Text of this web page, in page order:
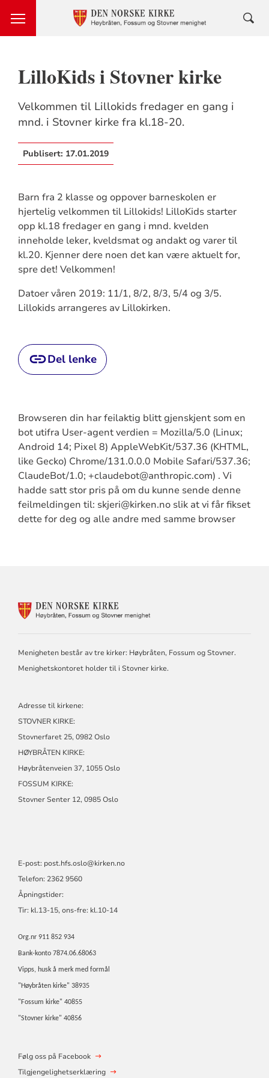
LilloKids i Stovner kirke
Velkommen til Lillokids fredager en gang i
mnd. i Stovner kirke fra kl.18-20.
Publisert: 17.01.2019
Barn fra 2 klasse og oppover barneskolen er
hjertelig velkommen til Lillokids! LilloKids starter
opp kl.18 fredager en gang i mnd. kvelden
inneholde leker, kveldsmat og andakt og varer til
kl.20. Kjenner dere noen det kan være aktuelt for,
spre det! Velkommen!
Datoer våren 2019: 11/1, 8/2, 8/3, 5/4 og 3/5.
Lillokids arrangeres av Lillokirken.
Del lenke
Browseren din har feilaktig blitt gjenskjent som en
bot utifra User-agent verdien = Mozilla/5.0 (Linux;
Android 14; Pixel 8) AppleWebKit/537.36 (KHTML,
like Gecko) Chrome/131.0.0.0 Mobile Safari/537.36;
ClaudeBot/1.0; +claudebot@anthropic.com) . Vi
hadde satt stor pris på om du kunne sende denne
feilmeldingen til: skjeri@kirken.no slik at vi får fikset
dette for deg og alle andre med samme browser
FOR
OG
STOVNER
Menigheten består av tre kirker: Høybråten, Fossum og Stovner.
Menighetskontoret holder til i Stovner kirke.
Adresse til kirkene:
STOVNER KIRKE:
Stovnerfaret 25, 0982 Oslo
HØYBRÅTEN KIRKE:
Høybråtenveien 37, 1055 Oslo
FOSSUM KIRKE:
Stovner Senter 12, 0985 Oslo
E-post: post.hfs.oslo@kirken.no
Telefon: 2362 9560
Åpningstider:
Tir: kl.13-15, ons-fre: kl.10-14
Org.nr 911 852 934
Bank-konto 7874.06.68063
Vipps, husk å merk med formål
"Høybråten kirke" 38935
"Fossum kirke" 40855
"Stovner kirke" 40856
Følg oss på Facebook
Tilgjengelighetserklæring